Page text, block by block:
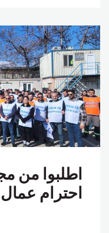
اطلبوا من
احترام